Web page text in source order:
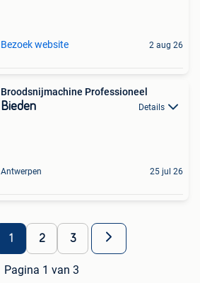
Bezoek website 2 aug 26
Broodsnijmachine Professioneel
Bieden Details
Antwerpen 25 jul 26
1 2 3
Pagina 1 van 3